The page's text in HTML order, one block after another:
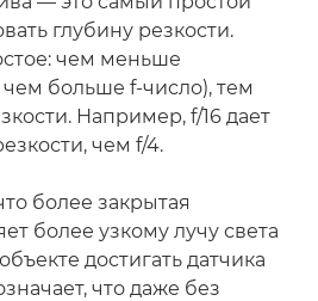
глубину резкости.
чем меньше
чем больше f-число), тем
Например, f/16 дает
чем f/4.
более закрытая
более узкому лучу света
достигать датчика
что даже без